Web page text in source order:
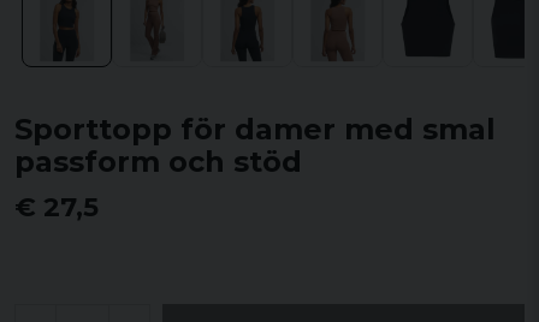
Sporttopp för damer med smal
passform och stöd
€ 27,5